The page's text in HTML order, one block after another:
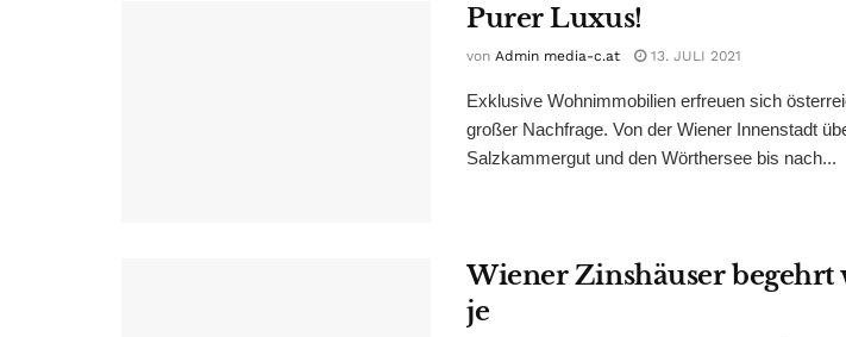
Purer Luxus!
von Admin media-c.at 13. JULI 2021
Exklusive Wohnimmobilien erfreuen sich
großer Nachfrage. Von der Wiener Innenstadt
Salzkammergut und den Wörthersee bis nach...
Wiener Zinshäuser begehrt
je